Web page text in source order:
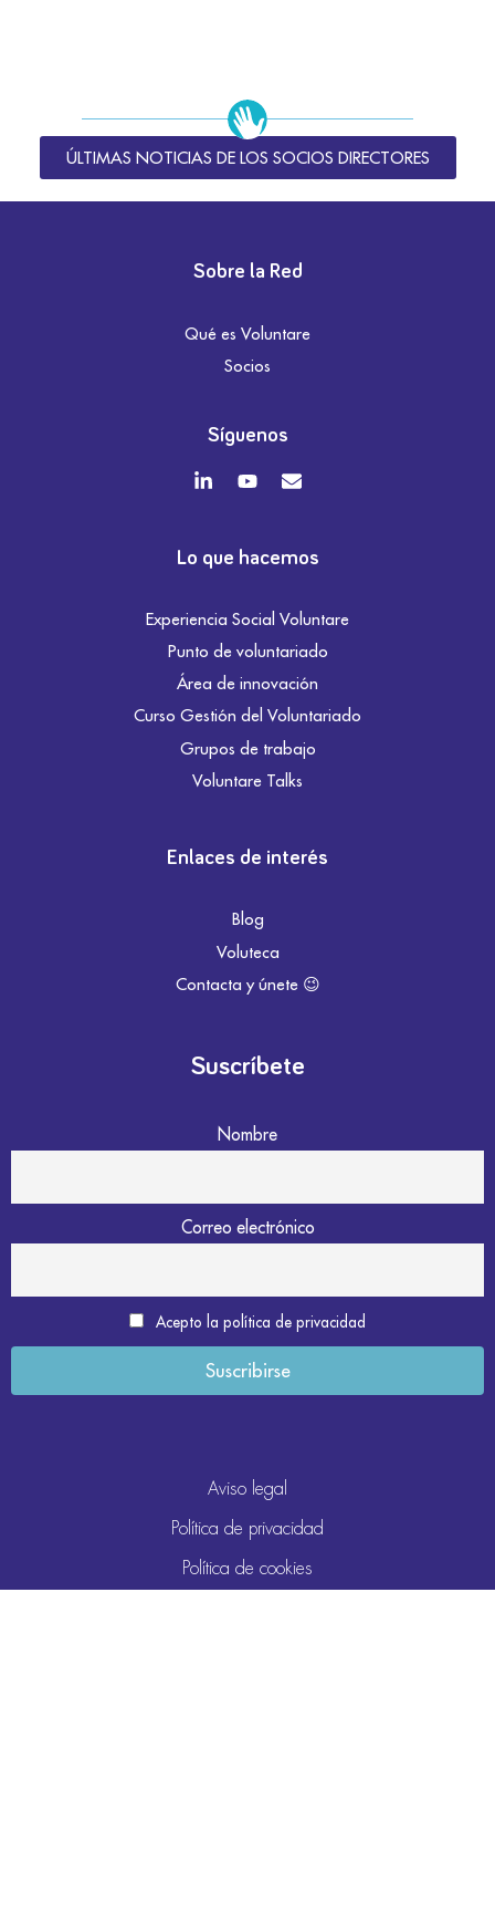
ÚLTIMAS NOTICIAS DE LOS SOCIOS DIRECTORES
Sobre la Red
Qué es Voluntare
Socios
Síguenos
Lo que hacemos
Experiencia Social Voluntare
Punto de voluntariado
Área de innovación
Curso Gestión del Voluntariado
Grupos de trabajo
Voluntare Talks
Enlaces de interés
Blog
Voluteca
Contacta y únete 😉
Suscríbete
Nombre
Correo electrónico
Acepto la política de privacidad
Aviso legal
Política de privacidad
Política de cookies